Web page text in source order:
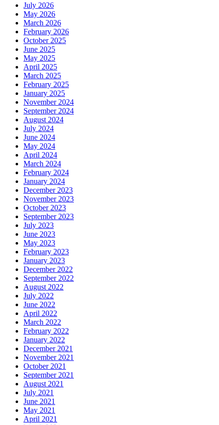
July 2026
May 2026
March 2026
February 2026
October 2025
June 2025
May 2025
April 2025
March 2025
February 2025
January 2025
November 2024
September 2024
August 2024
July 2024
June 2024
May 2024
April 2024
March 2024
February 2024
January 2024
December 2023
November 2023
October 2023
September 2023
July 2023
June 2023
May 2023
February 2023
January 2023
December 2022
September 2022
August 2022
July 2022
June 2022
April 2022
March 2022
February 2022
January 2022
December 2021
November 2021
October 2021
September 2021
August 2021
July 2021
June 2021
May 2021
April 2021